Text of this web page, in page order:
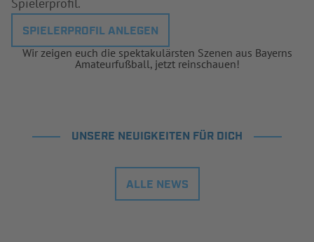
SPIELERPROFIL ANLEGEN
Wir zeigen euch die spektakulärsten Szenen aus Bayerns
Amateurfußball, jetzt reinschauen!
UNSERE NEUIGKEITEN FÜR DICH
ALLE NEWS